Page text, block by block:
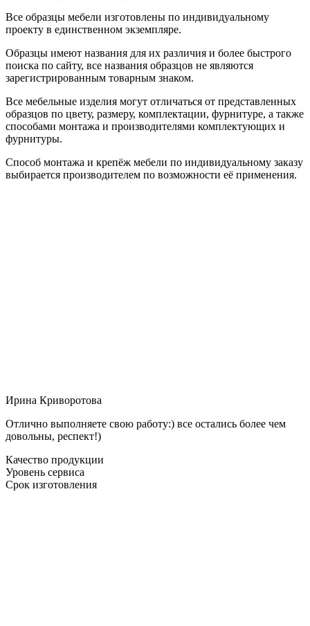
Все образцы мебели изготовлены по индивидуальному
проекту в единственном экземпляре.
Образцы имеют названия для их различия и более быстрого
поиска по сайту, все названия образцов не являются
зарегистрированным товарным знаком.
Все мебельные изделия могут отличаться от представленных
образцов по цвету, размеру, комплектации, фурнитуре, а также
способами монтажа и производителями комплектующих и
фурнитуры.
Способ монтажа и крепёж мебели по индивидуальному заказу
выбирается производителем по возможности её применения.
Ирина Криворотова
Отлично выполняете свою работу:) все остались более чем
довольны, респект!)
Качество продукции
Уровень сервиса
Срок изготовления